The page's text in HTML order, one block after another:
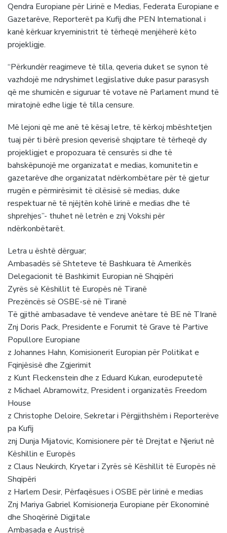
Qendra Europiane për Lirinë e Medias, Federata Europiane e
Gazetarëve, Reporterët pa Kufij dhe PEN International i
kanë kërkuar kryeministrit të tërheqë menjëherë këto
projekligje.
“Përkundër reagimeve të tilla, qeveria duket se synon të
vazhdojë me ndryshimet legjislative duke pasur parasysh
që me shumicën e siguruar të votave në Parlament mund të
miratojnë edhe ligje të tilla censure.
Më lejoni që me anë të kësaj letre, të kërkoj mbështetjen
tuaj për ti bërë presion qeverisë shqiptare të tërheqë dy
projekligjet e propozuara të censurës si dhe të
bahskëpunojë me organizatat e medias, komunitetin e
gazetarëve dhe organizatat ndërkombëtare për të gjetur
rrugën e përmirësimit të cilësisë së medias, duke
respektuar në të njëjtën kohë lirinë e medias dhe të
shprehjes”- thuhet në letrën e znj Vokshi për
ndërkonbëtarët.
Letra u është dërguar;
Ambasadës së Shteteve të Bashkuara të Amerikës
Delegacionit të Bashkimit Europian në Shqipëri
Zyrës së Këshillit të Europës në Tiranë
Prezëncës së OSBE-së në Tiranë
Të gjithë ambasadave të vendeve anëtare të BE në TIranë
Znj Doris Pack, Presidente e Forumit të Grave të Partive
Popullore Europiane
z Johannes Hahn, Komisionerit Europian për Politikat e
Fqinjësisë dhe Zgjerimit
z Kunt Fleckenstein dhe z Eduard Kukan, eurodeputetë
z Michael Abramowitz, President i organizatës Freedom
House
z Christophe Deloire, Sekretar i Përgjithshëm i Reporterëve
pa Kufij
znj Dunja Mijatovic, Komisionere për të Drejtat e Njeriut në
Këshillin e Europës
z Claus Neukirch, Kryetar i Zyrës së Këshillit të Europës në
Shqipëri
z Harlem Desir, Përfaqësues i OSBE për lirinë e medias
Znj Mariya Gabriel Komisionerja Europiane për Ekonominë
dhe Shoqërinë Digjitale
Ambasada e Austrisë